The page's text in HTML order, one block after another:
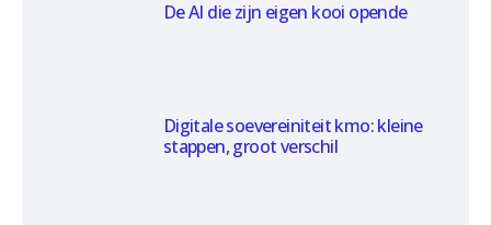
De AI die zijn eigen kooi opende
Digitale soevereiniteit kmo: kleine
stappen, groot verschil